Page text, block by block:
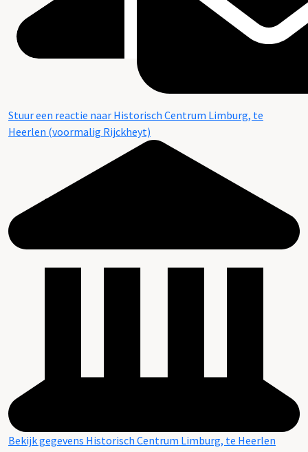
Stuur een reactie naar Historisch Centrum Limburg, te
Heerlen (voormalig Rijckheyt)
Bekijk gegevens Historisch Centrum Limburg, te Heerlen